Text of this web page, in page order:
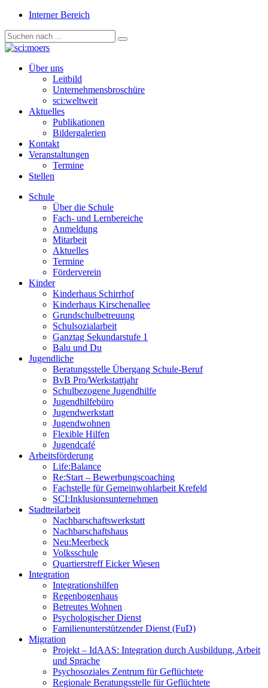
Interner Bereich
Über uns
Leitbild
Unternehmensbroschüre
sci:weltweit
Aktuelles
Publikationen
Bildergalerien
Kontakt
Veranstaltungen
Termine
Stellen
Schule
Über die Schule
Fach- und Lernbereiche
Anmeldung
Mitarbeit
Aktuelles
Termine
Förderverein
Kinder
Kinderhaus Schirrhof
Kinderhaus Kirschenallee
Grundschulbetreuung
Schulsozialarbeit
Ganztag Sekundarstufe 1
Balu und Du
Jugendliche
Beratungsstelle Übergang Schule-Beruf
BvB Pro/Werkstattjahr
Schulbezogene Jugendhilfe
Jugendhilfebüro
Jugendwerkstatt
Jugendwohnen
Flexible Hilfen
Jugendcafé
Arbeitsförderung
Life:Balance
Re:Start – Bewerbungscoaching
Fachstelle für Gemeinwohlarbeit Krefeld
SCI:Inklusionsunternehmen
Stadtteilarbeit
Nachbarschaftswerkstatt
Nachbarschaftshaus
Neu:Meerbeck
Volksschule
Quartierstreff Eicker Wiesen
Integration
Integrationshilfen
Regenbogenhaus
Betreutes Wohnen
Psychologischer Dienst
Familienunterstützender Dienst (FuD)
Migration
Projekt – IdAAS: Integration durch Ausbildung, Arbeit
und Sprache
Psychosoziales Zentrum für Geflüchtete
Regionale Beratungsstelle für Geflüchtete